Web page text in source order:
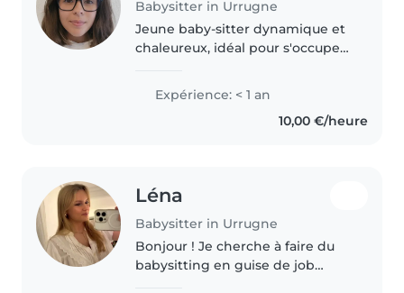
Babysitter in Urrugne
Jeune baby-sitter dynamique et
chaleureux, idéal pour s'occuper
les activités manuelles, la
musique et les jeux, je suis prêt à
créer des moments amusants..
Expérience: < 1 an
10,00 €/heure
Léna
Babysitter in Urrugne
Bonjour ! Je cherche à faire du
babysitting en guise de job